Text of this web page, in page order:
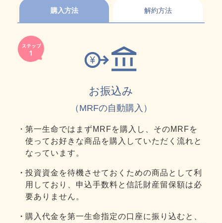
購入方法 解約方法
お振込み
（MRFの自動購入）
第一生命ではまずMRFを購入し、そのMRFを
使ってお好きな商品を購入していただく流れと
なっています。
投資資金を待機させておくための商品として利
用しており、申込手数料と信託財産留保額は必
要ありません。
購入代金を第一生命指定の口座に振り込むと、